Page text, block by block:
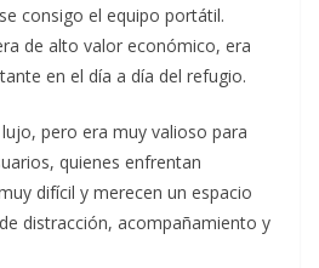
consigo el equipo portátil.
de alto valor económico, era
en el día a día del refugio.
pero era muy valioso para
quienes enfrentan
difícil y merecen un espacio
distracción, acompañamiento y